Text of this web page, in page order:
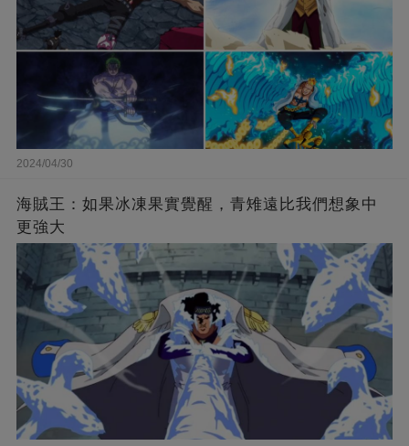
2024/04/30
海賊王：如果冰凍果實覺醒，青雉遠比我們想象中
更強大